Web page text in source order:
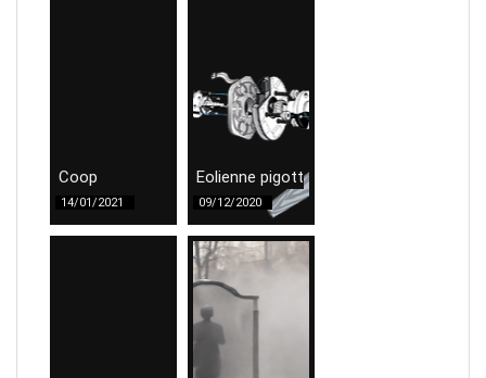
Coop
14/01/2021
Eolienne pigott
09/12/2020